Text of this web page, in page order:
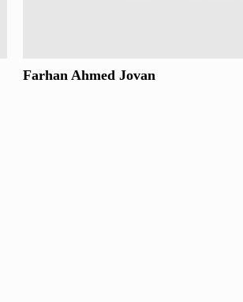
Farhan Ahmed Jovan